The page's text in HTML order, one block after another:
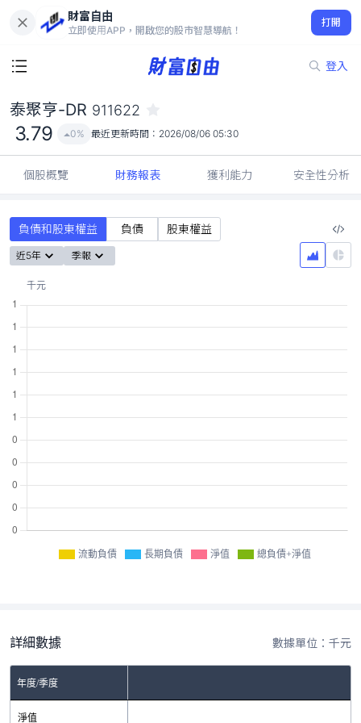
財富自由
立即使用APP，開啟您的股市智慧導航！
打開
登入
3.79
0%
泰聚亨-DR 911622
3.79 0% 最近更新時間： 2026/08/06 05:30
個股概覽 財務報表 獲利能力 安全性分析
負債和股東權益 負債 股東權益
近5年 季報
流動負債 長期負債 淨值 總負債+淨值
詳細數據 數據單位：千元
年度/季度
淨值